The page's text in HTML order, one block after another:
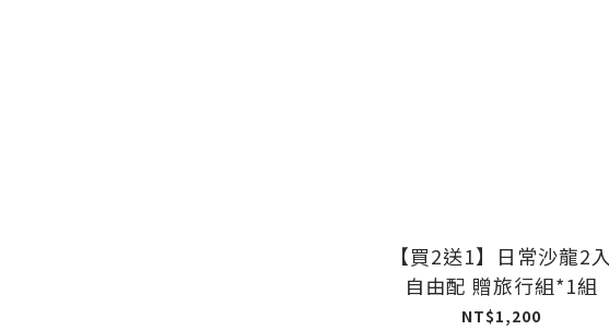
【買2送1】日常沙龍2入
自由配 贈旅行組*1組
NT$1,200